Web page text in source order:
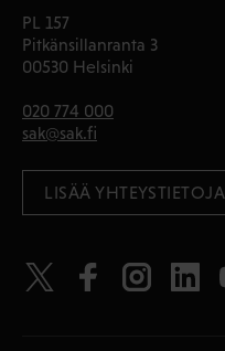
PL 157
Pitkänsillanranta 3
00530 Helsinki
020 774 000
sak@sak.fi
LISÄÄ YHTEYSTIETOJA